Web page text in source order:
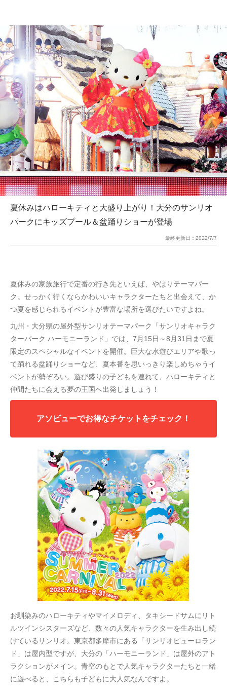
夏休みはハローキティと大盛り上がり！大分のサンリオ
パークにキッズプール＆盆踊りショーが登場
最終更新日： 2022/7/7
夏休みの家族旅行で定番の行き先といえば、やはりテーマパー
ク。せっかく行くならかわいいキャラクターたちと出会えて、か
つ夏を感じられるイベントが豊富な場所を選びたいですよね。
九州・大分県の屋外型サンリオテーマパーク「サンリオキャラク
ターパーク ハーモニーランド」では、7月15日～8月31日まで夏
限定のスペシャルなイベントを開催。巨大な水遊びエリアや歌っ
て踊れる盆踊りショーなど、夏本番を思いっきり楽しめちゃうイ
ベントが勢ぞろい。遊び盛りの子どもを連れて、ハローキティと
仲間たちに会える夢の王国へ出発しましょう！
アソビューでお得なチケットをチェック！
お馴染みのハローキティやマイメロディ、タキシードサムにリト
ルツインシスターズなど、数々の人気キャラクターを生み出し続
けているサンリオ。東京都多摩市にある「サンリオピューロラン
ド」は屋内型ですが、大分の「ハーモニーランド」は屋外のアト
ラクションがメイン。青空のもとで人気キャラクターたちと一緒
に遊べると、こちらも子どもに大人気なんですよ。